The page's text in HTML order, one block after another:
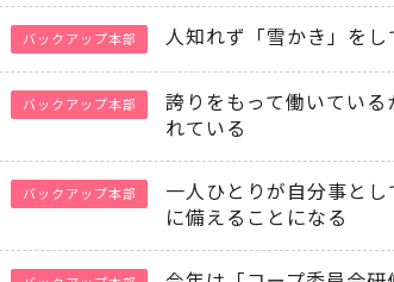
バックアップ本部 人知れず「雪かき」を
バックアップ本部
誇りをもって働いてい
れている
バックアップ本部
一人ひとりが自分事と
に備えることになる